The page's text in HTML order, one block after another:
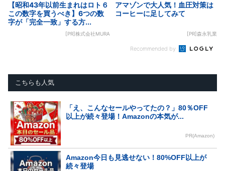
【昭和43年以前生まれはロト６
この数字を買うべき】6つの数
字が「完全一致」する方...
[PR]株式会社MURA
アマゾンで大人気！血圧対策は
コーヒーに足してみて
[PR]森永乳業
Recommended by
こちらも人気
「え、こんなセールやってたの？」80％OFF
以上が続々登場！Amazonの本気が...
PR(Amazon)
Amazon今日も見逃せない！80%OFF以上が
続々登場